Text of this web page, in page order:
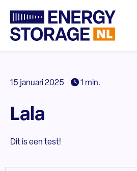
15 januari 2025 1 min.
Lala
Dit is een test!